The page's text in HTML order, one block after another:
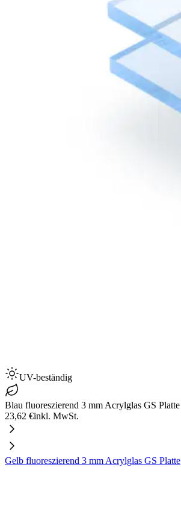
UV-beständig
Blau fluoreszierend 3 mm Acrylglas GS Platte
23,62 €inkl. MwSt.
Gelb fluoreszierend 3 mm Acrylglas GS Platte